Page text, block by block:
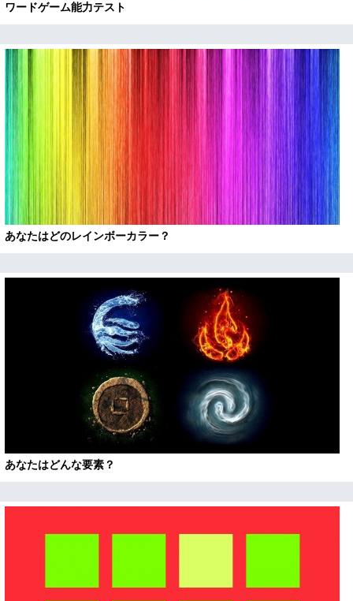
ワードゲーム能力テスト
あなたはどのレインボーカラー？
あなたはどんな要素？